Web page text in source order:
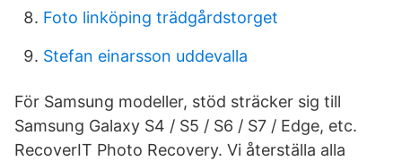
Foto linköping trädgårdstorget
Stefan einarsson uddevalla
För Samsung modeller, stöd sträcker sig till
Samsung Galaxy S4 / S5 / S6 / S7 / Edge, etc.
RecoverIT Photo Recovery. Vi återställa alla